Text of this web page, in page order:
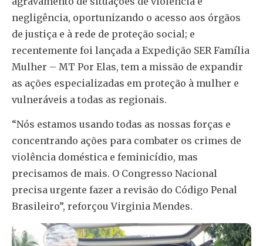
negligência, oportunizando o acesso aos órgãos
de justiça e à rede de proteção social; e
recentemente foi lançada a Expedição SER Família
Mulher – MT Por Elas, tem a missão de expandir
as ações especializadas em proteção à mulher e
vulneráveis a todas as regionais.
“Nós estamos usando todas as nossas forças e
concentrando ações para combater os crimes de
violência doméstica e feminicídio, mas
precisamos de mais. O Congresso Nacional
precisa urgente fazer a revisão do Código Penal
Brasileiro”, reforçou Virginia Mendes.